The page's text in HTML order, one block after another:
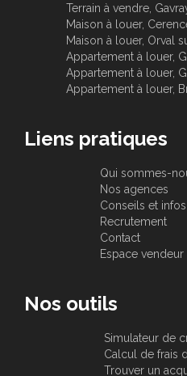
Terrain à vendre,
Maison à louer,
Maison à louer, Orval
Appartement à louer,
Appartement à louer,
Appartement à louer,
Liens pratiques
Qui sommes-
Nos agences
Conseils et
Recrutement
Contact
Espace vendeur
Nos outils
Simulateur de
Calcul de frais
Trouver un